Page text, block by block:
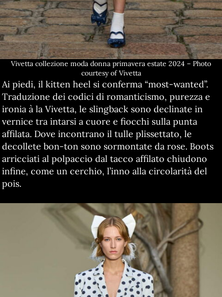
Vivetta collezione moda donna primavera estate 2024 – Photo
courtesy of Vivetta
Ai piedi, il kitten heel si conferma “most-wanted”.
Traduzione dei codici di romanticismo, purezza e
ironia à la Vivetta, le slingback sono declinate in
vernice tra intarsi a cuore e fiocchi sulla punta
affilata. Dove incontrano il tulle plissettato, le
decollete bon-ton sono sormontate da rose. Boots
arricciati al polpaccio dal tacco affilato chiudono
infine, come un cerchio, l’inno alla circolarità del
pois.